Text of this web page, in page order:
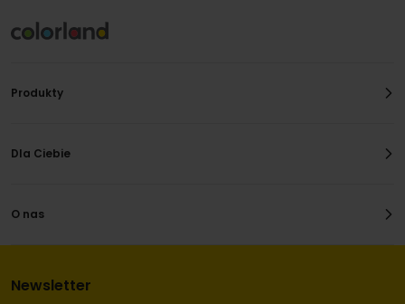
Produkty
Dla Ciebie
O nas
Newsletter